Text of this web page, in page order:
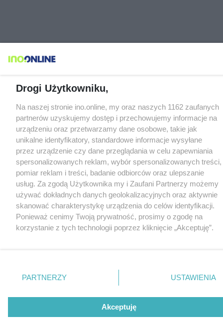
Drogi Użytkowniku,
Na naszej stronie ino.online, my oraz naszych 1162 zaufanych
partnerów uzyskujemy dostęp i przechowujemy informacje na
urządzeniu oraz przetwarzamy dane osobowe, takie jak
unikalne identyfikatory, standardowe informacje wysyłane
przez urządzenie czy dane przeglądania w celu zapewniania
spersonalizowanych reklam, wybór spersonalizowanych treści,
pomiar reklam i treści, badanie odbiorców oraz ulepszanie
usług. Za zgodą Użytkownika my i Zaufani Partnerzy możemy
używać dokładnych danych geolokalizacyjnych oraz aktywnie
skanować charakterystykę urządzenia do celów identyfikacji.
Ponieważ cenimy Twoją prywatność, prosimy o zgodę na
korzystanie z tych technologii poprzez kliknięcie „Akceptuję”.
nie wymagają zgody użytkownika, ale masz prawo sprzeciwić
się takiemu przetwarzaniu. Preferencje będą miały
Zapoznaj się z poniższymi informacjami, abyś mógł świadomie
PARTNERZY USTAWIENIA
Akceptuję